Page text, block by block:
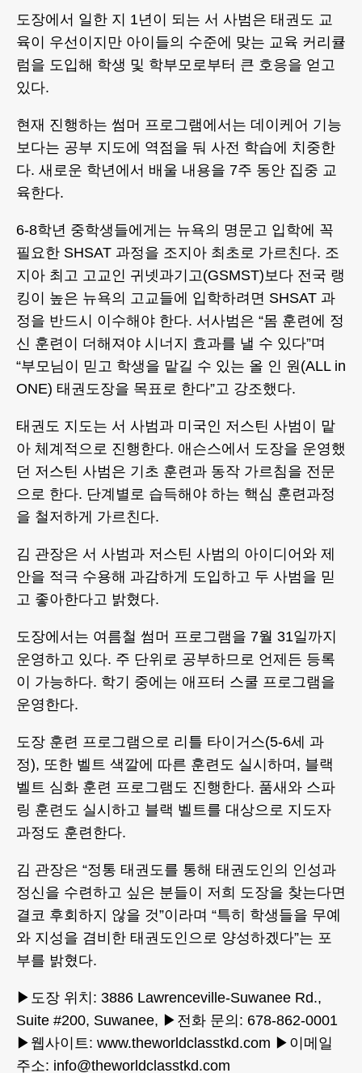
도장에서 일한 지 1년이 되는 서 사범은 태권도 교
육이 우선이지만 아이들의 수준에 맞는 교육 커리큘
럼을 도입해 학생 및 학부모로부터 큰 호응을 얻고
있다.
현재 진행하는 썸머 프로그램에서는 데이케어 기능
보다는 공부 지도에 역점을 둬 사전 학습에 치중한
다. 새로운 학년에서 배울 내용을 7주 동안 집중 교
육한다.
6-8학년 중학생들에게는 뉴욕의 명문고 입학에 꼭
필요한 SHSAT 과정을 조지아 최초로 가르친다. 조
지아 최고 고교인 귀넷과기고(GSMST)보다 전국 랭
킹이 높은 뉴욕의 고교들에 입학하려면 SHSAT 과
정을 반드시 이수해야 한다. 서사범은 “몸 훈련에 정
신 훈련이 더해져야 시너지 효과를 낼 수 있다”며
“부모님이 믿고 학생을 맡길 수 있는 올 인 원(ALL in
ONE) 태권도장을 목표로 한다”고 강조했다.
태권도 지도는 서 사범과 미국인 저스틴 사범이 맡
아 체계적으로 진행한다. 애슨스에서 도장을 운영했
던 저스틴 사범은 기초 훈련과 동작 가르침을 전문
으로 한다. 단계별로 습득해야 하는 핵심 훈련과정
을 철저하게 가르친다.
김 관장은 서 사범과 저스틴 사범의 아이디어와 제
안을 적극 수용해 과감하게 도입하고 두 사범을 믿
고 좋아한다고 밝혔다.
도장에서는 여름철 썸머 프로그램을 7월 31일까지
운영하고 있다. 주 단위로 공부하므로 언제든 등록
이 가능하다. 학기 중에는 애프터 스쿨 프로그램을
운영한다.
도장 훈련 프로그램으로 리틀 타이거스(5-6세 과
정), 또한 벨트 색깔에 따른 훈련도 실시하며, 블랙
벨트 심화 훈련 프로그램도 진행한다. 품새와 스파
링 훈련도 실시하고 블랙 벨트를 대상으로 지도자
과정도 훈련한다.
김 관장은 “정통 태권도를 통해 태권도인의 인성과
정신을 수련하고 싶은 분들이 저희 도장을 찾는다면
결코 후회하지 않을 것”이라며 “특히 학생들을 무예
와 지성을 겸비한 태권도인으로 양성하겠다”는 포
부를 밝혔다.
▶도장 위치: 3886 Lawrenceville-Suwanee Rd.,
Suite #200, Suwanee, ▶전화 문의: 678-862-0001
▶웹사이트: www.theworldclasstkd.com ▶이메일
주소: info@theworldclasstkd.com